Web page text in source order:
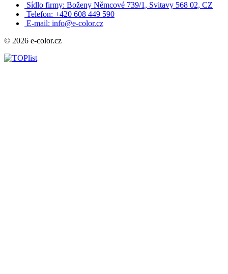
Sídlo firmy: Boženy Němcové 739/1, Svitavy 568 02, CZ
Telefon: +420 608 449 590
E-mail: info@e-color.cz
© 2026 e-color.cz